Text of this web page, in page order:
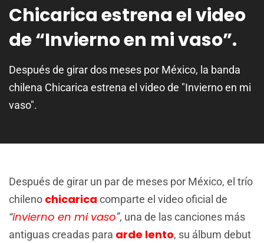
Chicarica estrena el video
de “Invierno en mi vaso”.
Después de girar dos meses por México, la banda
chilena Chicarica estrena el video de "Invierno en mi
vaso".
Después de girar un par de meses por México, el trío
chileno chicarica comparte el video oficial de
“invierno en mi vaso”, una de las canciones más
antiguas creadas para arde lento, su álbum debut